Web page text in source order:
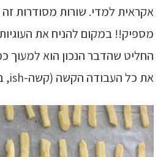
אקראית למדי. שורות מסודרות
מספיק!! במקום להניח את
החליט שהדבר הנכון הוא למעוך
את כל העבודה הקשה (קשה-ish, בסדר) שלי. כיף.